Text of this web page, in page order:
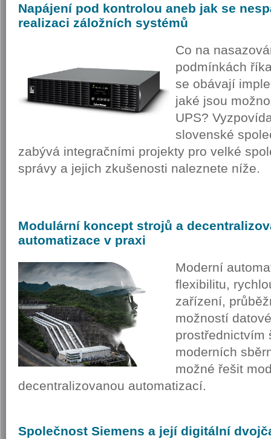
Napájenípod kontrolou aneb jak se
realizaci záložních systémů
Co na
podmínkách
se obávají
jaké jsou
UPS?
slovenské
zabývá integračními projekty pro velké
správy a jejich zkušenosti naleznete níže.
Modulárníkoncept strojů a
automatizace v praxi
Moderní
flexibilitu,
zařízení,
možností
prostřednictvím
moderních
možné řešit
decentralizovanou automatizací.
Společnost Siemens a její digitální